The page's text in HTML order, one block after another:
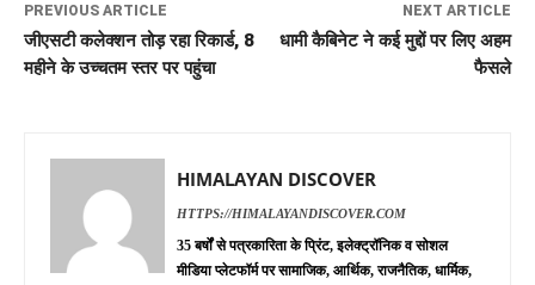
PREVIOUS ARTICLE
जीएसटी कलेक्शन तोड़ रहा रिकार्ड, 8
महीने के उच्चतम स्तर पर पहुंचा
NEXT ARTICLE
धामी कैबिनेट ने कई मुद्दों पर लिए अहम
फैसले
HIMALAYAN DISCOVER
HTTPS://HIMALAYANDISCOVER.COM
35 बर्षों से पत्रकारिता के प्रिंट, इलेक्ट्रॉनिक व सोशल
मीडिया प्लेटफॉर्म पर सामाजिक, आर्थिक, राजनैतिक, धार्मिक,